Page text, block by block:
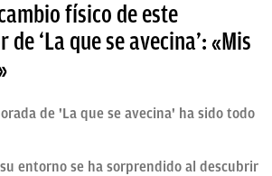
físico de este
‘La que se avecina’: «Mis
de 'La que se avecina' ha sido todo
entorno se ha sorprendido al descubrir